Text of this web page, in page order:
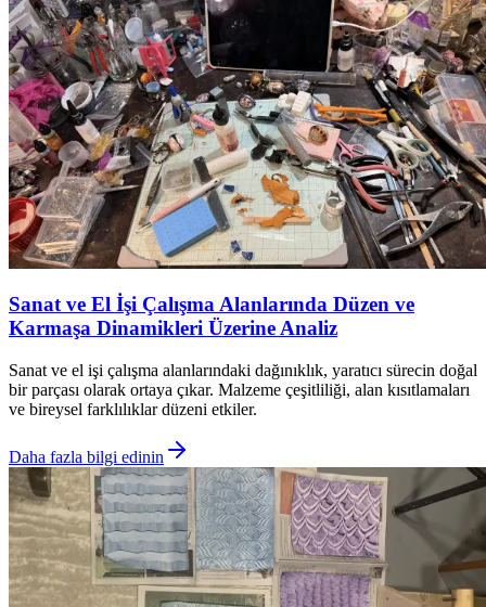
Sanat ve El İşi Çalışma Alanlarında Düzen ve
Karmaşa Dinamikleri Üzerine Analiz
Sanat ve el işi çalışma alanlarındaki dağınıklık, yaratıcı sürecin doğal
bir parçası olarak ortaya çıkar. Malzeme çeşitliliği, alan kısıtlamaları
ve bireysel farklılıklar düzeni etkiler.
Daha fazla bilgi edinin